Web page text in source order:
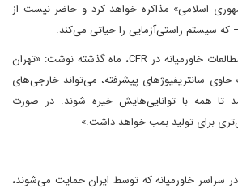
اسلامی» مذاکره خواهد کرد و حاضر نیست از
سیستم راستی‌آزمایی را حیاتی می‌کند.
ری تکیه، کارشناس ارشد مطالعات خاورمیانه در CFR، ماه گذشته نوشت: «تهران
سانتریفیوژهای پیشرفته، می‌تواند خارجی‌های
تا همه با توانایی‌هایش خیره شوند. در صورت
برای تولید بمب خواهد داشت.»
سراسر خاورمیانه که توسط ایران حمایت می‌شوند،